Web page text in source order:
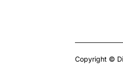
Copyright ©